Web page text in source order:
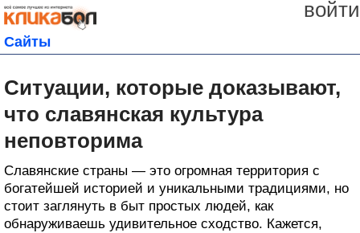
войти
Сайты
Ситуации, которые доказывают,
что славянская культура
неповторима
Славянские страны — это огромная территория с
богатейшей историей и уникальными традициями, но
стоит заглянуть в быт простых людей, как
обнаруживаешь удивительное сходство. Кажется,